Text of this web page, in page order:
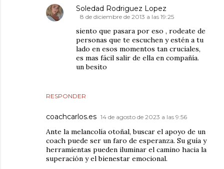
RESPONDER
Soledad Rodriguez Lopez
8 de diciembre de 2013 a las 19:25
siento que pasara por eso , rodeate de
personas que te escuchen y estén a tu
lado en esos momentos tan cruciales,
es mas fácil salir de ella en compañía.
un besito
coachcarlos.es 14 de agosto de 2023 a las 9:56
Ante la melancolía otoñal, buscar el apoyo de un
coach puede ser un faro de esperanza. Su guía y
herramientas pueden iluminar el camino hacia la
superación y el bienestar emocional.